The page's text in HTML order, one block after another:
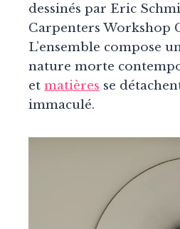
dessinés par Eric
Carpenters Workshop
L’ensemble compose
nature morte
et matières se
immaculé.